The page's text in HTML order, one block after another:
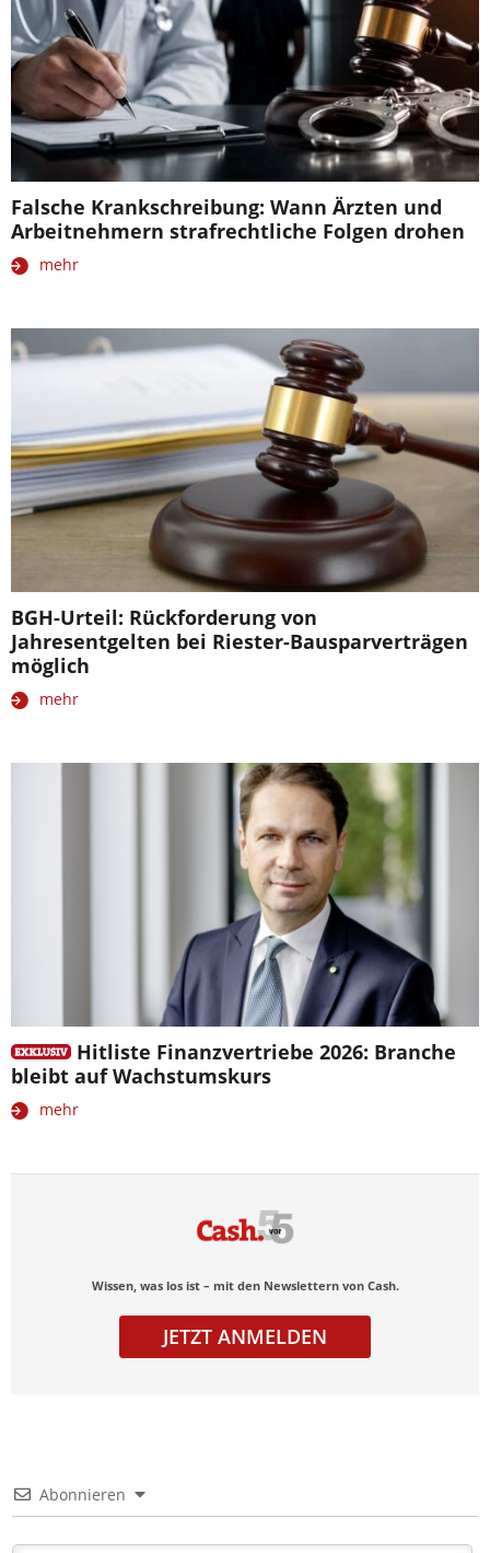
Falsche Krankschreibung: Wann Ärzten und
Arbeitnehmern strafrechtliche Folgen drohen
mehr
BGH-Urteil: Rückforderung von
Jahresentgelten bei Riester-Bausparverträgen
möglich
mehr
Hitliste Finanzvertriebe 2026: Branche
bleibt auf Wachstumskurs
mehr
Wissen, was los ist – mit den Newslettern von Cash.
JETZT ANMELDEN
Abonnieren